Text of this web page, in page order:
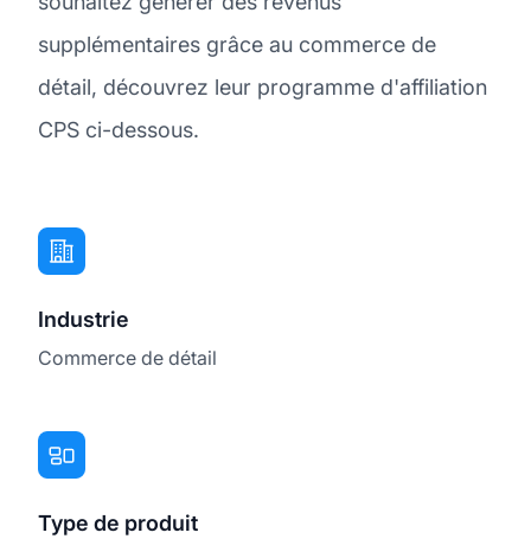
supplémentaires grâce au commerce de
détail, découvrez leur programme d'affiliation
CPS ci-dessous.
Industrie
Commerce de détail
Type de produit